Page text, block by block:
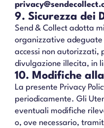
9. Sicurezza dei
Send & Collect adotta
organizzative
accessi non autorizzati,
divulgazione illecita, in
10. Modifiche
La presente Privacy
periodicamente. Gli
eventuali modifiche
o, ove necessario,